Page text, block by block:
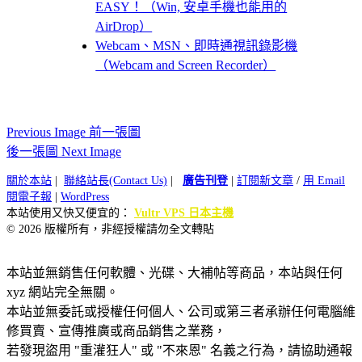
EASY！（Win, 安卓手機也能用的
AirDrop）
Webcam、MSN、即時通視訊錄影機
（Webcam and Screen Recorder）
Previous Image 前一張圖
後一張圖 Next Image
關於本站 聯絡站長(Contact Us) 廣告刊登| 訂閱新文章 / 用 Email
閱電子報
WordPress
本站使用又快又便宜的： Vultr VPS 日本主機
© 2026 版權所有，非經授權請勿全文轉貼
本站並無銷售任何軟體、光碟、大補帖等商品，本站與任何
xyz 網站完全無關。
本站並無委託或授權任何個人、公司或第三者承辦任何電腦維
修買賣、宣傳推廣或商品銷售之業務，
若發現盜用 "重灌狂人" 或 "不來恩" 名義之行為，請協助通報